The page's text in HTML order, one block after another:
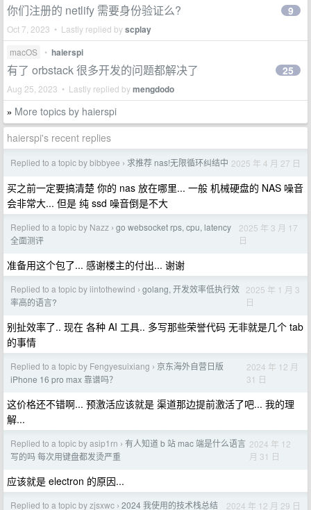
你们注册的 netlify 需要身份验证么?
Oct 7, 2023 • Lastly replied byscplay
9
macOS • haierspi
有了 orbstack 很多开发的问题都解决了
Aug 25, 2023 • Lastly replied bymengdodo
25
» More topics by haierspi
haierspi's recent replies
Replied to a topic by bibbyee › 求推荐 nas!无限循环纠结中 2025 年 4 月 27 日
买之前一定要搞清楚 你的 nas 放在哪里... 一般 机械硬盘的 NAS 噪音
会非常大... 但是 纯 ssd 噪音倒是不大
Replied to a topic by Nazz › go websocket rps, cpu, latency
全面测评
2025 年 3 月 17
日
准备用这个包了... 感谢楼主的付出... 谢谢
Replied to a topic by iintothewind › golang, 开发效率低执行效
率高的语言?
2025 年 1 月 3
日
别扯效率了.. 现在 各种 AI 工具.. 多写那些荣誉代码 无非就是几个 tab
的事情
Replied to a topic by Fengyesuixiang › 京东海外自营日版
iPhone 16 pro max 靠谱吗？
2024 年 12 月
31 日
这价格还不错啊... 预激活应该就是 渠道那边提前激活了吧... 我的理
解...
Replied to a topic by asip1rn › 有人知道 b 站 mac 端是什么语言
写的吗 每次用键盘都发烫严重
2024 年 12
月 31 日
应该就是 electron 的原因...
Replied to a topic by zjsxwc › 2024 我使用的技术栈总结 2024 年 12 月 29 日